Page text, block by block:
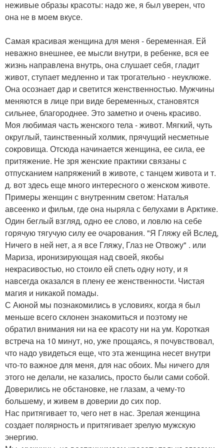
неживые образы красоты: надо же, я был уверен, что
она не в моем вкусе.
Самая красивая женщина для меня - беременная. Ей
неважно внешнее, ее мысли внутри, в ребенке, вся ее
жизнь направлена внутрь, она слушает себя, гладит
живот, ступает медленно и так трогательно - неуклюже.
Она осознает дар и светится женственностью. Мужчины
меняются в лице при виде беременных, становятся
сильнее, благороднее. Это заметно и очень красиво.
Моя любимая часть женского тела - живот. Мягкий, чуть
округлый, таинственный холмик, прячущий несметные
сокровища. Отсюда начинается женщина, ее сила, ее
притяжение. Не зря женские практики связаны с
отпусканием напряжений в животе, с танцем живота и т.
д. вот здесь еще много интересного о женском животе.
Примеры женщин с внутренним светом: Наталья
авсеенко и фильм, где она ныряла с белухами в Арктике.
Один беглый взгляд, одно ее слово, и ловлю на себе
горячую тягучую силу ее очарования. "Я Гляжу ей Вслед,
Ничего в ней нет, а я все Гляжу, Глаз не Отвожу" . или
Мариза, иронизирующая над своей, якобы
некрасивостью, но стоило ей спеть одну ноту, и я
навсегда оказался в плену ее женственности. Чистая
магия и никакой помады.
С Аюной мы познакомились в условиях, когда я был
меньше всего склонен знакомиться и поэтому не
обратил внимания ни на ее красоту ни на ум. Короткая
встреча на 10 минут, но, уже прощаясь, я почувствовал,
что надо увидеться еще, что эта женщина несет внутри
что-то важное для меня, для нас обоих. Мы ничего для
этого не делали, не казались, просто были сами собой.
Доверились не обстановке, не глазам, а чему-то
большему, и живем в доверии до сих пор.
Нас притягивает то, чего нет в нас. Зрелая женщина
создает полярность и притягивает зрелую мужскую
энергию.